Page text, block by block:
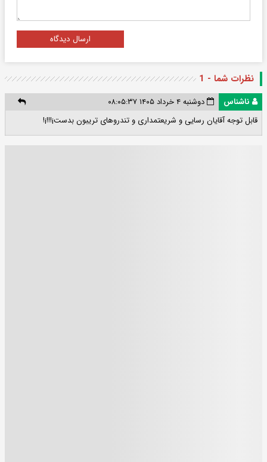
ارسال دیدگاه
نظرات شما - 1
ناشناس
دوشنبه ۴ خرداد ۱۴۰۵ ۰۸:۰۵:۳۷
قابل توجه آقایان رسایی و شریعتمداری و تندروهای تریبون بدست¡!!!¡!